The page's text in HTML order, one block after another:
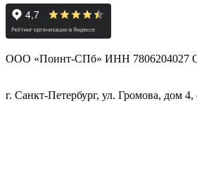
ООО «Поинт-СПб» ИНН 7806204027
г. Санкт-Петербург, ул. Громова, дом